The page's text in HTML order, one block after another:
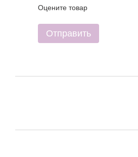
Оцените товар
Отправить